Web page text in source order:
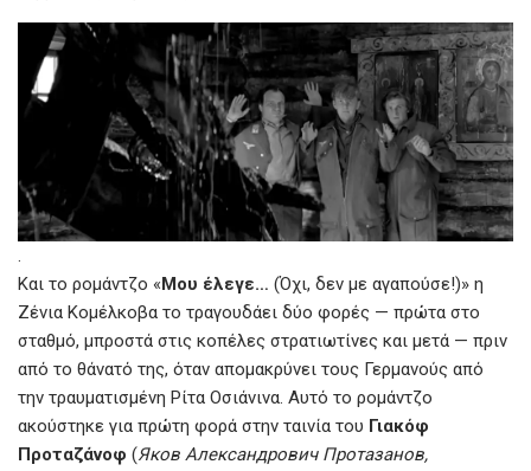
.
Και το ρομάντζο « Μου έλεγε… (Όχι, δεν με αγαπούσε!)» η
Ζένια Κομέλκοβα το τραγουδάει δύο φορές — πρώτα στο
σταθμό, μπροστά στις κοπέλες στρατιωτίνες και μετά — πριν
από το θάνατό της, όταν απομακρύνει τους Γερμανούς από
την τραυματισμένη Ρίτα Οσιάνινα. Αυτό το ρομάντζο
ακούστηκε για πρώτη φορά στην ταινία του Γιακόφ
Προταζάνοφ (Яков Александрович Протазанов,